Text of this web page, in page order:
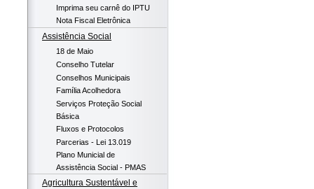
Imprima seu carnê do IPTU
Nota Fiscal Eletrônica
Assistência Social
18 de Maio
Conselho Tutelar
Conselhos Municipais
Família Acolhedora
Serviços Proteção Social
Básica
Fluxos e Protocolos
Parcerias - Lei 13.019
Plano Municial de
Assistência Social - PMAS
Agricultura Sustentável e